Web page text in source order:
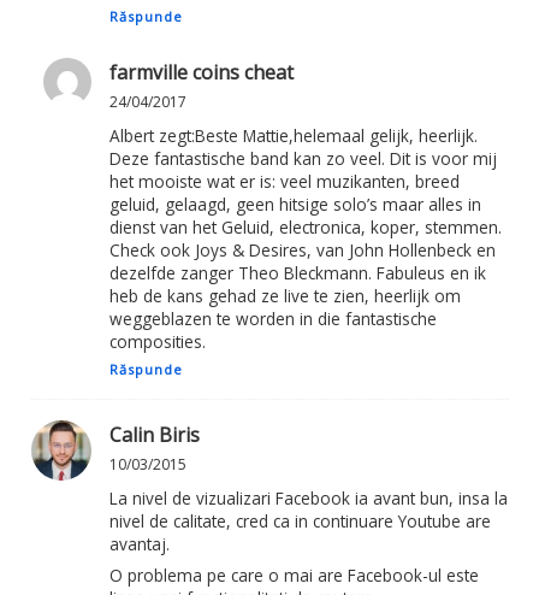
Răspunde
farmville coins cheat
24/04/2017
Albert zegt:Beste Mattie,helemaal gelijk, heerlijk.
Deze fantastische band kan zo veel. Dit is voor mij
het mooiste wat er is: veel muzikanten, breed
geluid, gelaagd, geen hitsige solo’s maar alles in
dienst van het Geluid, electronica, koper, stemmen.
Check ook Joys & Desires, van John Hollenbeck en
dezelfde zanger Theo Bleckmann. Fabuleus en ik
heb de kans gehad ze live te zien, heerlijk om
weggeblazen te worden in die fantastische
composities.
Răspunde
Calin Biris
10/03/2015
La nivel de vizualizari Facebook ia avant bun, insa la
nivel de calitate, cred ca in continuare Youtube are
avantaj.
O problema pe care o mai are Facebook-ul este